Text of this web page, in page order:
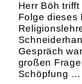
Herr Böh
Folge dieses
Gespräch
großen
Schöpfung …